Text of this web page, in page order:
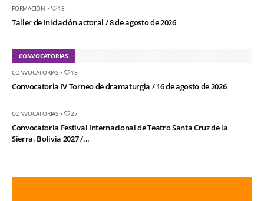
FORMACIÓN • 18
Taller de Iniciación actoral / 8 de agosto de 2026
CONVOCATORIAS
CONVOCATORIAS• 18
Convocatoria IV Torneo de dramaturgia / 16 de agosto de 2026
CONVOCATORIAS• 27
Convocatoria Festival Internacional de Teatro Santa Cruz de la
Sierra, Bolivia 2027 /...